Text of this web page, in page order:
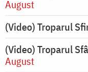
August
(Video) Troparul
(Video) Troparul
August